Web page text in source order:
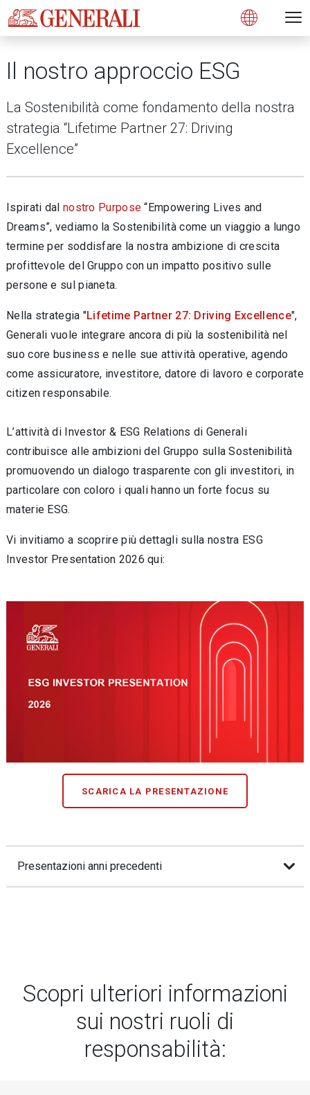
Open
Il nostro approccio ESG
La Sostenibilità come fondamento della nostra
strategia “Lifetime Partner 27: Driving
Excellence”
Ispirati dal nostro Purpose “Empowering Lives and
Dreams”, vediamo la Sostenibilità come un viaggio a lungo
termine per soddisfare la nostra ambizione di crescita
profittevole del Gruppo con un impatto positivo sulle
persone e sul pianeta.
Nella strategia "Lifetime Partner 27: Driving Excellence",
Generali vuole integrare ancora di più la sostenibilità nel
suo core business e nelle sue attività operative, agendo
come assicuratore, investitore, datore di lavoro e corporate
citizen responsabile.
L’attività di Investor & ESG Relations di Generali
contribuisce alle ambizioni del Gruppo sulla Sostenibilità
promuovendo un dialogo trasparente con gli investitori, in
particolare con coloro i quali hanno un forte focus su
materie ESG.
Vi invitiamo a scoprire più dettagli sulla nostra ESG
Investor Presentation 2026 qui:
SCARICA LA PRESENTAZIONE
Presentazioni anni precedenti
Scopri ulteriori informazioni
sui nostri ruoli di
responsabilità: